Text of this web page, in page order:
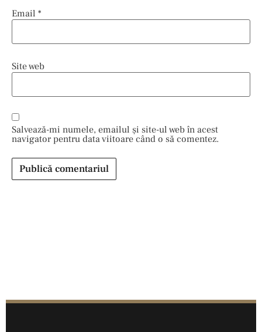
Email *
Site web
Salvează-mi numele, emailul și site-ul web în acest
navigator pentru data viitoare când o să comentez.